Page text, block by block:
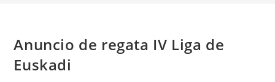
Anuncio de regata IV Liga de
Euskadi